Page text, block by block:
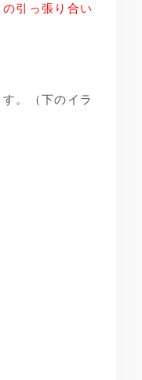
引っ張り合い
。（下のイラ